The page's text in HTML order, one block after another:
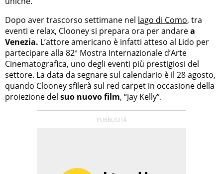
Dopo aver trascorso settimane nel lago di Como, tra
eventi e relax, Clooney si prepara ora per andarea
Venezia. L’attore americano è infatti atteso al Lido per
partecipare alla 82ª Mostra Internazionale d’Arte
Cinematografica, uno degli eventi più prestigiosi del
settore. La data da segnare sul calendario è il 28 agosto,
quando Clooney sfilerà sul red carpet in occasione della
proiezione del suo nuovo film, “Jay Kelly”.